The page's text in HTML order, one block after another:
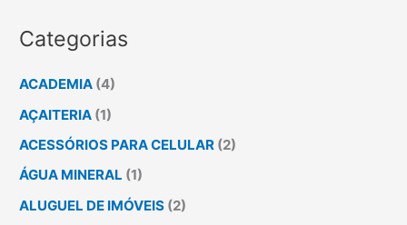
Categorias
ACADEMIA (4)
AÇAITERIA (1)
ACESSÓRIOS PARA CELULAR (2)
ÁGUA MINERAL (1)
ALUGUEL DE IMÓVEIS (2)